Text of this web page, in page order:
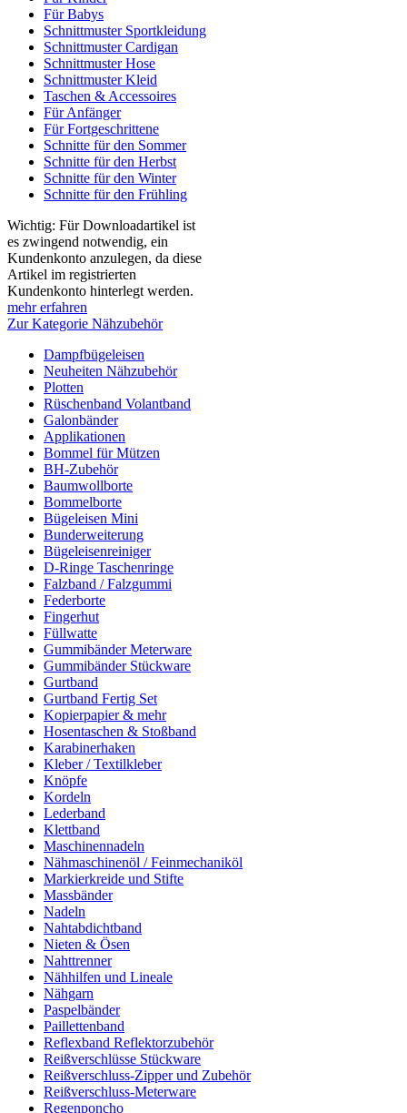
Für Babys
Schnittmuster Sportkleidung
Schnittmuster Cardigan
Schnittmuster Hose
Schnittmuster Kleid
Taschen & Accessoires
Für Anfänger
Für Fortgeschrittene
Schnitte für den Sommer
Schnitte für den Herbst
Schnitte für den Winter
Schnitte für den Frühling
Wichtig: Für Downloadartikel ist
es zwingend notwendig, ein
Kundenkonto anzulegen, da diese
Artikel im registrierten
Kundenkonto hinterlegt werden.
mehr erfahren
Zur Kategorie Nähzubehör
Dampfbügeleisen
Neuheiten Nähzubehör
Plotten
Rüschenband Volantband
Galonbänder
Applikationen
Bommel für Mützen
BH-Zubehör
Baumwollborte
Bommelborte
Bügeleisen Mini
Bunderweiterung
Bügeleisenreiniger
D-Ringe Taschenringe
Falzband / Falzgummi
Federborte
Fingerhut
Füllwatte
Gummibänder Meterware
Gummibänder Stückware
Gurtband
Gurtband Fertig Set
Kopierpapier & mehr
Hosentaschen & Stoßband
Karabinerhaken
Kleber / Textilkleber
Knöpfe
Kordeln
Lederband
Klettband
Maschinennadeln
Nähmaschinenöl / Feinmechaniköl
Markierkreide und Stifte
Massbänder
Nadeln
Nahtabdichtband
Nieten & Ösen
Nahttrenner
Nähhilfen und Lineale
Nähgarn
Paspelbänder
Paillettenband
Reflexband Reflektorzubehör
Reißverschlüsse Stückware
Reißverschluss-Zipper und Zubehör
Reißverschluss-Meterware
Regenponcho